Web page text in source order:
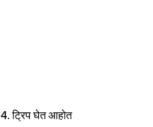
4. ट्रिप घेत आहोत